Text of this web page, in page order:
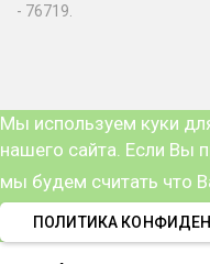
- 76719.
Мы используем куки
нашего сайта. Если Вы
мы будем считать что
ПОЛИТИКА